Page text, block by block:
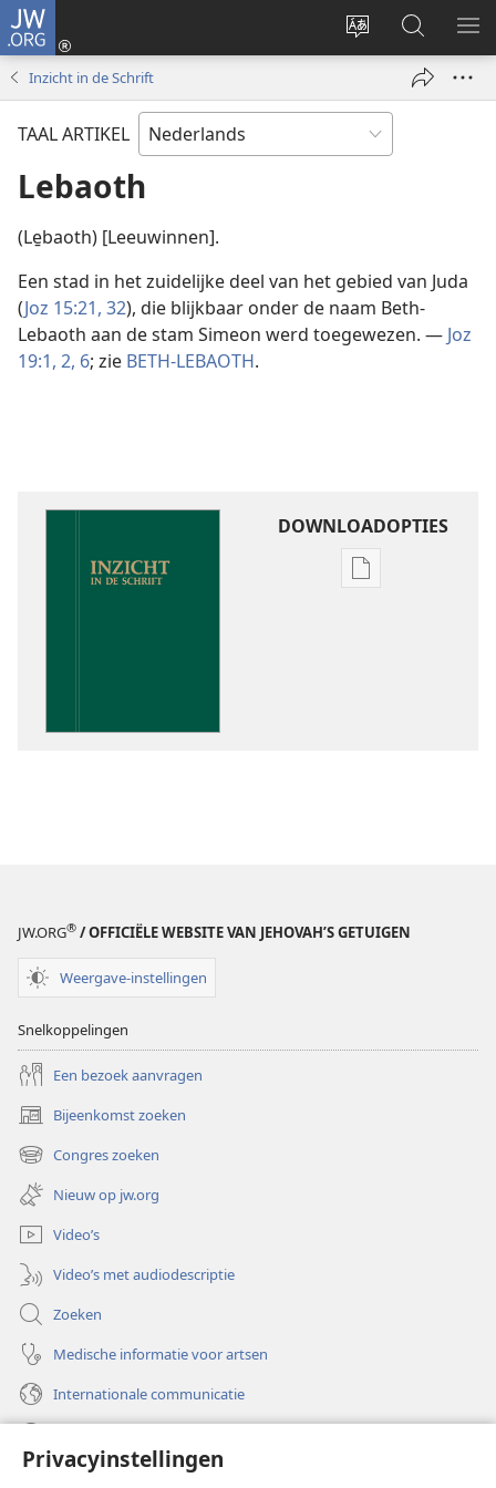
Privacyinstellingen
JW.ORG
Taal
wijzigen
Inloggen
(opent
Zoeken
op
JW.ORG
Inzicht in de Schrift
TAAL ARTIKEL
Lebaoth
(Le̱baoth) [Leeuwinnen].
Een stad in het zuidelijke deel van het gebied van Juda
(Joz 15:21, 32), die blijkbaar onder de naam Beth-
Lebaoth aan de stam Simeon werd toegewezen. — Joz
19:1, 2, 6; zie BETH-LEBAOTH.
DOWNLOADOPTIES
JW.ORG® / OFFICIËLE WEBSITE VAN JEHOVAH’S GETUIGEN
Weergave-instellingen
Snelkoppelingen
Een bezoek aanvragen
Bijeenkomst zoeken
(opent
nieuw
venster)
Congres zoeken
(opent
nieuw
venster)
Nieuw op jw.org
Video’s
Video’s met audiodescriptie
Zoeken
Medische informatie voor artsen
Internationale communicatie